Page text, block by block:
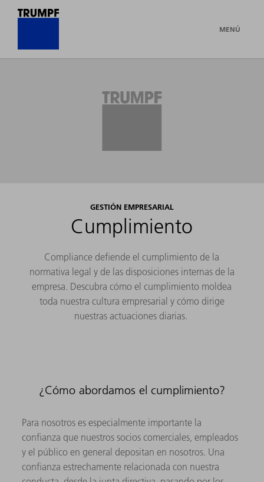
MENÚ
GESTIÓN EMPRESARIAL
Cumplimiento
Compliance defiende el cumplimiento de la
normativa legal y de las disposiciones internas de la
empresa. Descubra cómo el cumplimiento moldea
toda nuestra cultura empresarial y cómo dirige
nuestras actuaciones diarias.
¿Cómo abordamos el cumplimiento?
Para nosotros es especialmente importante la
confianza que nuestros socios comerciales, empleados
y el público en general depositan en nosotros. Una
confianza estrechamente relacionada con nuestra